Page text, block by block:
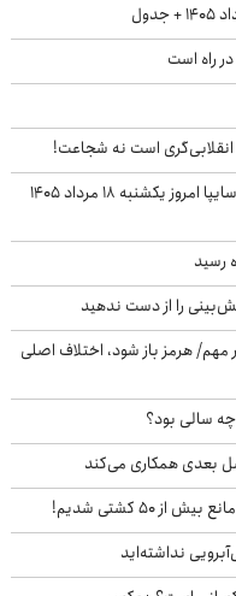
راه است
است نه شجاعت!
تغییرات تند قیمت محصولات ایران‌خودرو و سایپا امروز یکشنبه ۱۸ مرداد ۱۴۰۵
رسید
را از دست ندهید
هرمز باز شود، اختلاف اصلی
سالی بود؟
بعدی همکاری می‌کند
۵۰ کشتی شدیم!
نداشته‌اید